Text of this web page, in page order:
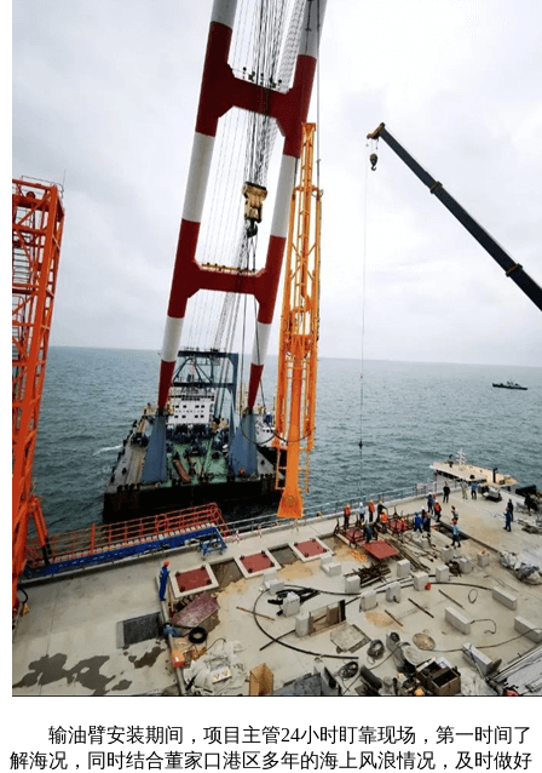
输油臂安装期间，项目主管24小时盯靠现场，第一时间了
解海况，同时结合董家口港区多年的海上风浪情况，及时做好